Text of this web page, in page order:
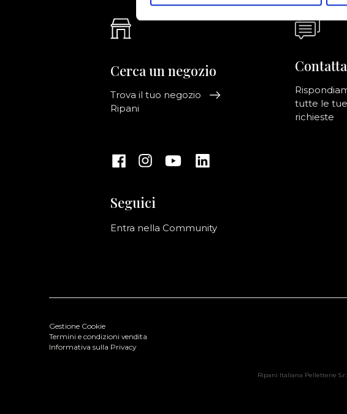
Cerca un negozio
Trova il tuo negozio
Ripani
Seguici
Entra nella Community
tutte le tue
richieste
Gestione Cookie
Termini e condizioni vendita
Informativa sulla Privacy
Ripani Italiana Pelletterie